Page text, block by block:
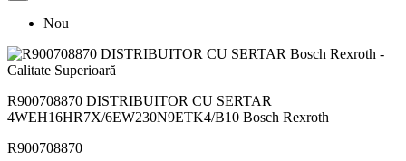
Nou
R900708870 DISTRIBUITOR CU SERTAR
4WEH16HR7X/6EW230N9ETK4/B10 Bosch Rexroth
R900708870